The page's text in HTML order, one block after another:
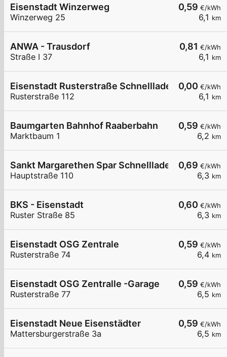
0,59 €/kWh
6,1 km
Eisenstadt Winzerweg
Winzerweg 25
0,81 €/kWh
6,1 km
ANWA - Trausdorf
Straße I 37
0,00 €/kWh
6,1 km
Eisenstadt Rusterstraße Schnelllader EZE
Rusterstraße 112
0,59 €/kWh
6,2 km
Baumgarten Bahnhof Raaberbahn
Marktbaum 1
0,69 €/kWh
6,3 km
Sankt Margarethen Spar Schnelllader DC150
Hauptstraße 110
0,60 €/kWh
6,3 km
BKS - Eisenstadt
Ruster Straße 85
0,59 €/kWh
6,4 km
Eisenstadt OSG Zentrale
Rusterstraße 74
0,59 €/kWh
6,5 km
Eisenstadt OSG Zentralle -Garage
Rusterstraße 77
0,59 €/kWh
6,5 km
Eisenstadt Neue Eisenstädter
Mattersburgerstraße 3a